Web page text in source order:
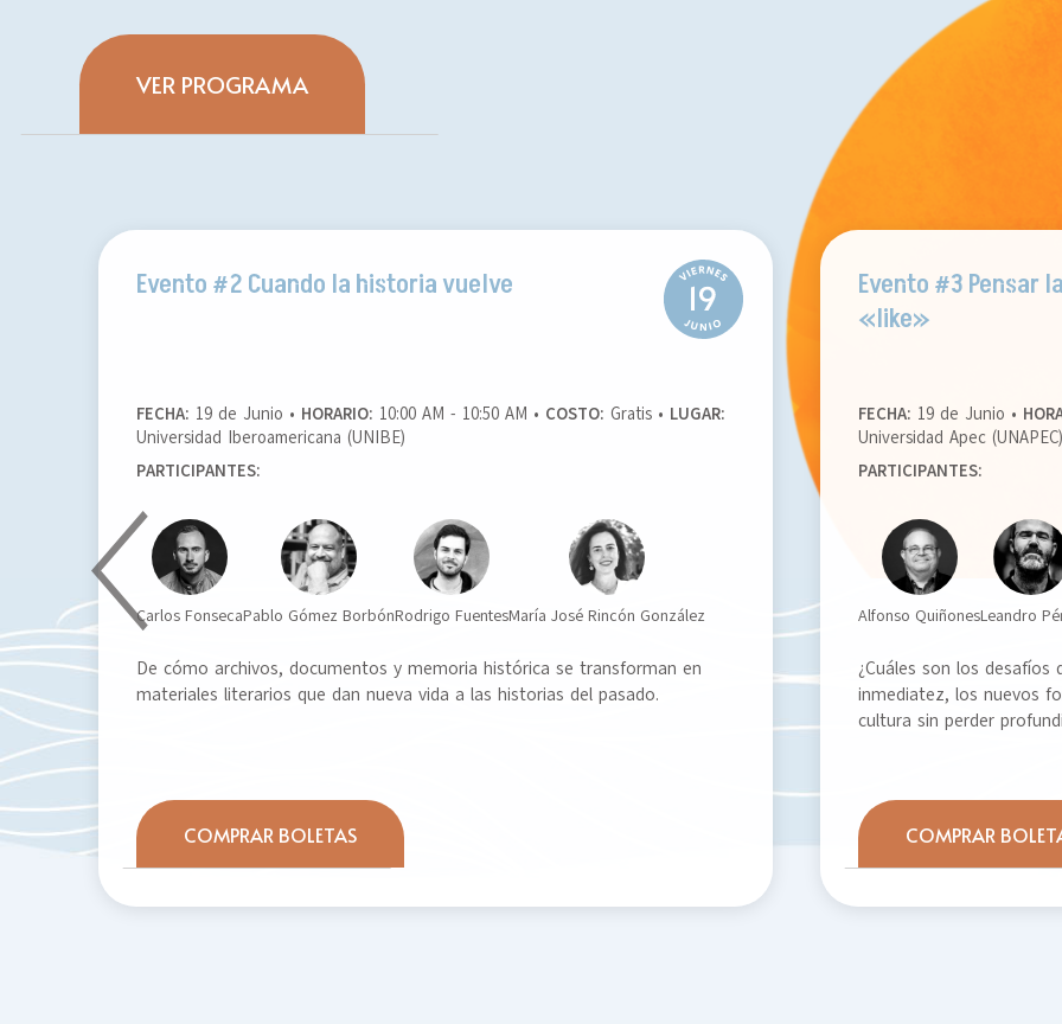
VER PROGRAMA
Evento #2Cuando la historia vuelve
FECHA: 19 de Junio • HORARIO: 10:00 AM - 10:50 AM • COSTO: Gratis • LUGAR:
Universidad Iberoamericana (UNIBE)
PARTICIPANTES:
Carlos FonsecaPablo Gómez BorbónRodrigo FuentesMaría José Rincón González
De cómo archivos, documentos y memoria histórica se transforman en
materiales literarios que dan nueva vida a las historias del pasado.
COMPRAR BOLETAS
Evento #3Pensar
«like»
FECHA: 19 de Junio •
Universidad Apec (UNAPEC)
PARTICIPANTES:
Alfonso QuiñonesLeandro
¿Cuáles son los
inmediatez, los nuevos
cultura sin perder
COMPRAR